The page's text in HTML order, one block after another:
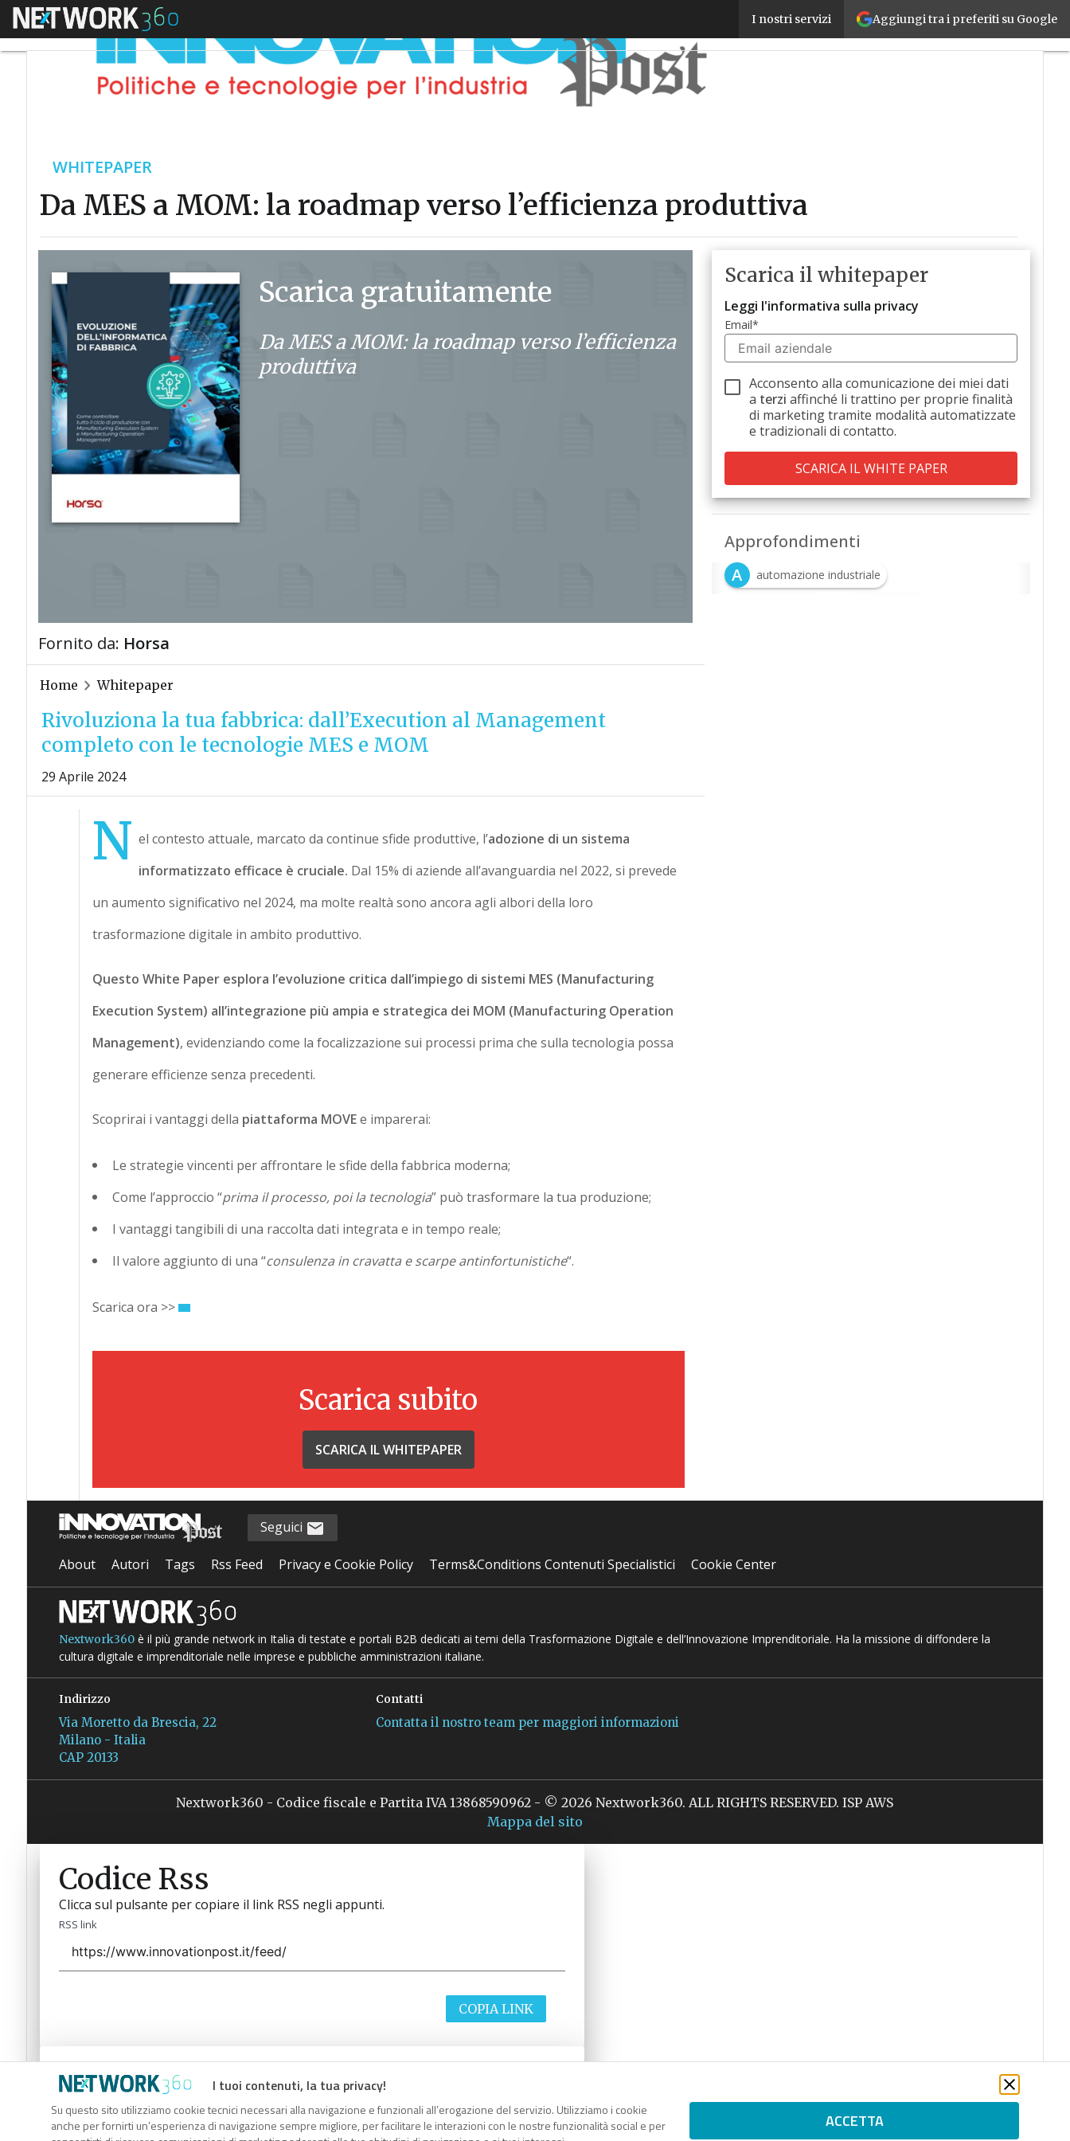
Aggiungi tra i preferiti su Google
I nostri servizi
Menu Da MES a MOM: la roadmap verso l’efficienza
WHITEPAPER
Da MES a MOM: la roadmap verso l’efficienza produttiva
Scarica gratuitamente
Da MES a MOM: la roadmap verso l’efficienza
produttiva
Fornito da: Horsa
Home Whitepaper
Rivoluziona la tua fabbrica: dall’Execution al Management
completo con le tecnologie MES e MOM
29 Aprile 2024
N el contesto attuale, marcato da continue sfide produttive, l’adozione di un sistema
informatizzato efficace è cruciale. Dal 15% di aziende all’avanguardia nel 2022, si prevede
un aumento significativo nel 2024, ma molte realtà sono ancora agli albori della loro
trasformazione digitale in ambito produttivo.
Questo White Paper esplora l’evoluzione critica dall’impiego di sistemi MES (Manufacturing
Execution System) all’integrazione più ampia e strategica dei MOM (Manufacturing Operation
Management), evidenziando come la focalizzazione sui processi prima che sulla tecnologia possa
generare efficienze senza precedenti.
Scoprirai i vantaggi della piattaforma MOVEe imparerai:
Le strategie vincenti per affrontare le sfide della fabbrica moderna;
Come l’approccio “prima il processo, poi la tecnologia” può trasformare la tua produzione;
I vantaggi tangibili di una raccolta dati integrata e in tempo reale;
Il valore aggiunto di una “consulenza in cravatta e scarpe antinfortunistiche“.
Scarica ora >>
Scarica subito
SCARICA IL WHITEPAPER
Scarica il whitepaper
Leggi l'informativa sulla privacy
Email*
Acconsento alla comunicazione dei miei dati
a terzi affinché li trattino per proprie finalità
di marketing tramite modalità automatizzate
e tradizionali di contatto.
Approfondimenti
A
automazione industriale
I tuoi contenuti, la tua privacy!
Su questo sito utilizziamo cookie tecnici necessari alla navigazione e funzionali all’erogazione del servizio. Utilizziamo i cookie
anche per fornirti un’esperienza di navigazione sempre migliore, per facilitare le interazioni con le nostre funzionalità social e per
ACCETTA
Seguici
About Autori Tags Rss Feed Privacy e Cookie Policy Terms&Conditions Contenuti Specialistici Cookie Center
Nextwork360è il più grande network in Italia di testate e portali B2B dedicati ai temi della Trasformazione Digitale e dell’Innovazione Imprenditoriale. Ha la missione di diffondere la
cultura digitale e imprenditoriale nelle imprese e pubbliche amministrazioni italiane.
Indirizzo
Via Moretto da Brescia, 22
Milano - Italia
CAP 20133
Contatti
Contatta il nostro team per maggiori informazioni
Nextwork360 - Codice fiscale e Partita IVA 13868590962 - © 2026 Nextwork360. ALL RIGHTS RESERVED. ISP AWS
Mappa del sito
Codice Rss
Clicca sul pulsante per copiare il link RSS negli appunti.
RSS link
COPIA LINK
Codice Rss
Clicca sul pulsante per copiare il link RSS negli appunti.
RSS link